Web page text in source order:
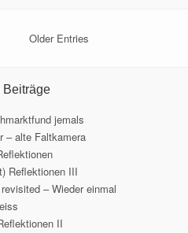
Older Entries
Beiträge
jemals
– alte Faltkamera
Reflektionen III
– Wieder einmal
II